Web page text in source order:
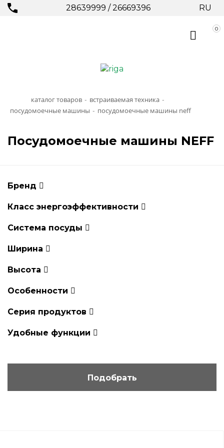
28639999 /26669396 RU
0
каталог товаров - встраиваемая техника -
посудомоечные машины - посудомоечные машины neff
Посудомоечные машины NEFF
Бренд
Класс энергоэффективности
Система посуды
Ширина
Высота
Особенности
Серия продуктов
Удобные функции